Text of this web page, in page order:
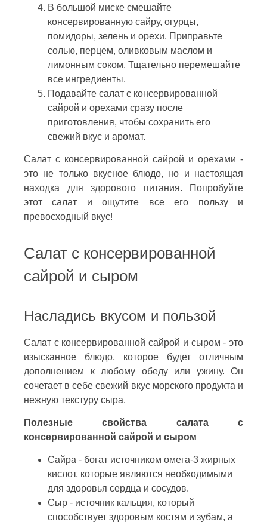
В большой миске смешайте
консервированную сайру, огурцы,
помидоры, зелень и орехи. Приправьте
солью, перцем, оливковым маслом и
лимонным соком. Тщательно перемешайте
все ингредиенты.
Подавайте салат с консервированной
сайрой и орехами сразу после
приготовления, чтобы сохранить его
свежий вкус и аромат.
Салат с консервированной сайрой и орехами -
это не только вкусное блюдо, но и настоящая
находка для здорового питания. Попробуйте
этот салат и ощутите все его пользу и
превосходный вкус!
Салат с консервированной
сайрой и сыром
Насладись вкусом и пользой
Салат с консервированной сайрой и сыром - это
изысканное блюдо, которое будет отличным
дополнением к любому обеду или ужину. Он
сочетает в себе свежий вкус морского продукта и
нежную текстуру сыра.
Полезные свойства салата с
консервированной сайрой и сыром
Сайра - богат источником омега-3 жирных
кислот, которые являются необходимыми
для здоровья сердца и сосудов.
Сыр - источник кальция, который
способствует здоровым костям и зубам, а